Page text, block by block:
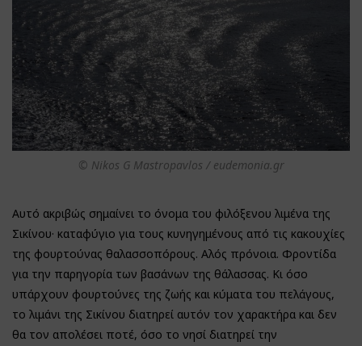
© Nikos G Mastropavlos / eudemonia.gr
Αυτό ακριβώς σημαίνει το όνομα του φιλόξενου λιμένα της
Σικίνου· καταφύγιο για τους κυνηγημένους από τις κακουχίες
της φουρτούνας θαλασσοπόρους. Αλός πρόνοια. Φροντίδα
για την παρηγορία των βασάνων της θάλασσας. Κι όσο
υπάρχουν φουρτούνες της ζωής και κύματα του πελάγους,
το λιμάνι της Σικίνου διατηρεί αυτόν τον χαρακτήρα και δεν
θα τον απολέσει ποτέ, όσο το νησί διατηρεί την